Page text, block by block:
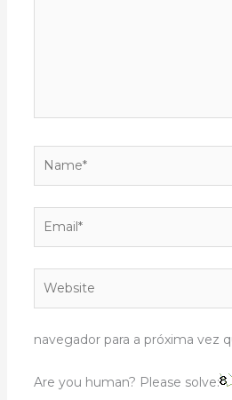
navegador para a próxima vez
Are you human? Please solve: